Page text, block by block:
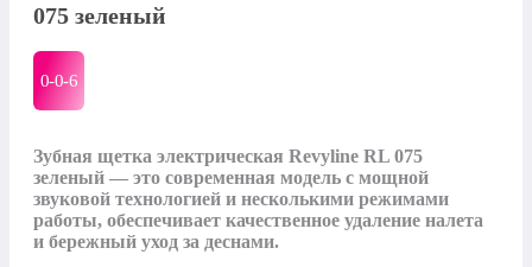
075 зеленый
0-0-6
Зубная щетка электрическая Revyline RL 075
зеленый — это современная модель с мощной
звуковой технологией и несколькими режимами
работы, обеспечивает качественное удаление налета
и бережный уход за деснами.